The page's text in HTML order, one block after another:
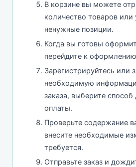
В корзине вы можете
количество товаров или
ненужные позиции.
Когда вы готовы
перейдите к
Зарегистрируйтесь или
необходимую
заказа, выберите способ
оплаты.
Проверьте содержание
внесите необходимые
требуется.
Отправьте заказ и